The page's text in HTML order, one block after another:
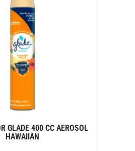
GLADE 400 CC AEROSOL
HAWAIIAN